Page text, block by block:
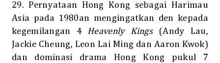
29. Pernyataan Hong Kong sebagai Harimau
Asia pada 1980an mengingatkan den kepada
kegemilangan 4 Heavenly Kings(Andy Lau,
Jackie Cheung, Leon Lai Ming dan Aaron Kwok)
dan dominasi drama Hong Kong pukul 7